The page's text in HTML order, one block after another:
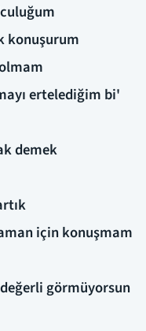
konuşurum
ertelediğim bi'
demek
için konuşmam
görmüyorsun